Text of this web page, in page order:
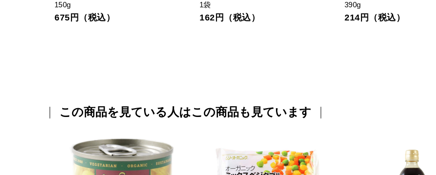
ざみおくら 130ｇ〈冷凍〉
130g
400g
214円（税込）
400g
204円（税込）
この商品を見ている人はこの商品も見ています